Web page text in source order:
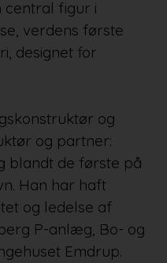
central figur i
verdens første
designet for
og
og partner:
blandt de første på
Han har haft
og ledelse af
P-anlæg, Bo- og
Emdrup.